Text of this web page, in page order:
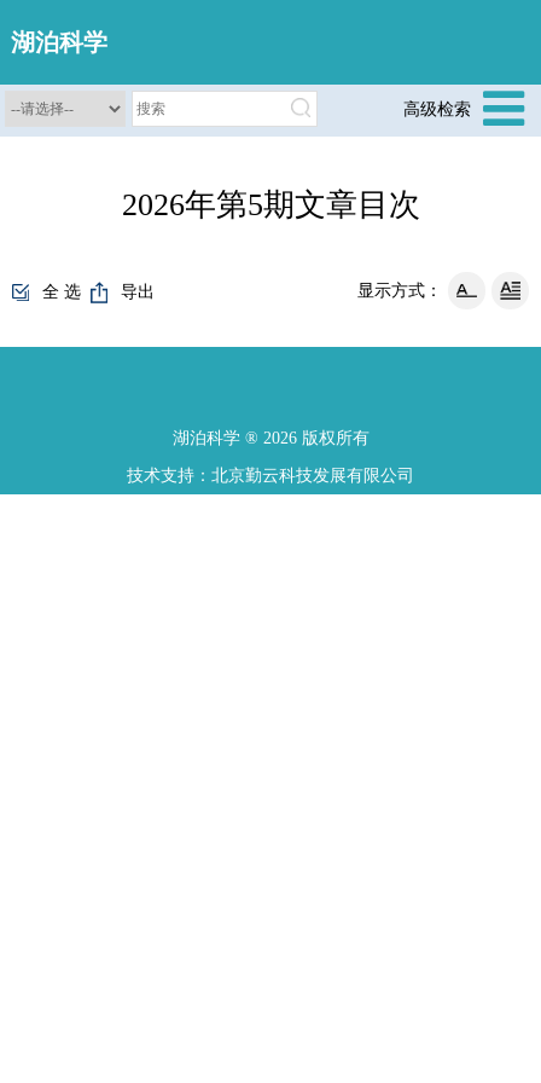
湖泊科学
高级检索
2026年第5期文章目次
全 选 导出 显示方式：
湖泊科学 ® 2026 版权所有
技术支持：北京勤云科技发展有限公司